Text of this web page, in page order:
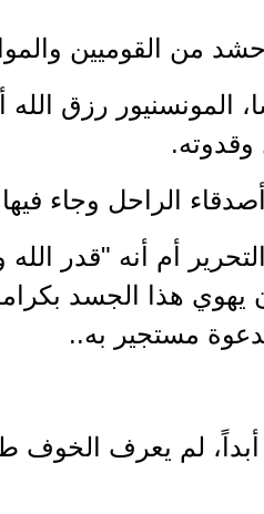
من القوميين
رزق الله
الراحل وجاء
أم أنه "قدر الله
يهوي هذا الجسد
مستجير به..
لم يعرف الخوف